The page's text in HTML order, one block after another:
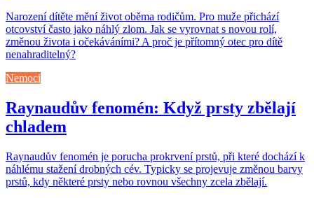
Narození dítěte mění život oběma rodičům. Pro muže přichází
otcovství často jako náhlý zlom. Jak se vyrovnat s novou rolí,
změnou života i očekáváními? A proč je přítomný otec pro dítě
nenahraditelný?
Nemoci
Raynaudův fenomén: Když prsty zbělají
chladem
Raynaudův fenomén je porucha prokrvení prstů, při které dochází k
náhlému stažení drobných cév. Typicky se projevuje změnou barvy
prstů, kdy některé prsty nebo rovnou všechny zcela zbělají.